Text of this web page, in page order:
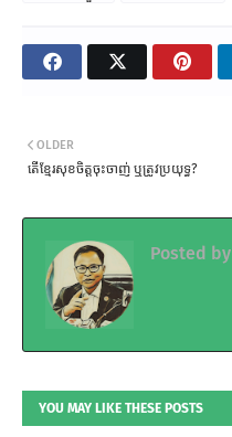
OLDER
តើខ្មែរសុខចិត្តចុះចាញ់ ឬត្រូវប្រយុទ្ធ?
Posted by
YOU MAY LIKE THESE POSTS